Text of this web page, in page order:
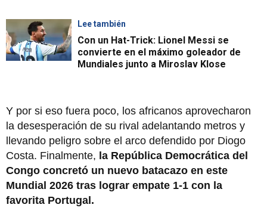
Lee también
Con un Hat-Trick: Lionel Messi se
convierte en el máximo goleador de
Mundiales junto a Miroslav Klose
Y por si eso fuera poco, los africanos aprovecharon
la desesperación de su rival adelantando metros y
llevando peligro sobre el arco defendido por Diogo
Costa. Finalmente, la República Democrática del
Congo concretó un nuevo batacazo en este
Mundial 2026 tras lograr empate 1-1 con la
favorita Portugal.